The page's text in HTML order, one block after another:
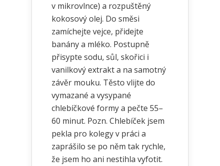
v mikrovlnce) a rozpuštěný
kokosový olej. Do směsi
zamíchejte vejce, přidejte
banány a mléko. Postupně
přisypte sodu, sůl, skořici i
vanilkový extrakt a na samotný
závěr mouku. Těsto vlijte do
vymazané a vysypané
chlebíčkové formy a pečte 55–
60 minut. Pozn. Chlebíček jsem
pekla pro kolegy v práci a
zaprášilo se po něm tak rychle,
že jsem ho ani nestihla vyfotit.